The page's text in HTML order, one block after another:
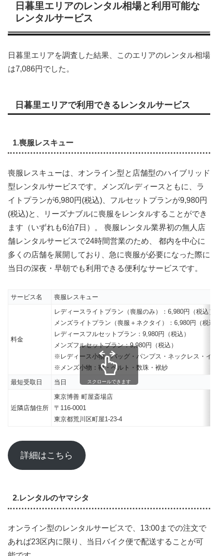
日暮里エリアのレンタル相場と利用可能な
レンタルサービス
日暮里エリアを調査した結果、このエリアのレンタル相場
は7,086円でした。
日暮里エリアで利用できるレンタルサービス
1.喪服レスキュー
喪服レスキューは、オンライン型と店舗型のハイブリッド
型レンタルサービスです。メンズ/レディースともに、ラ
イトプランが6,980円(税込)、フルセットプランが9,980円
(税込)と、リーズナブルに喪服をレンタルすることができ
ます（いずれも6泊7日）。 喪服レンタル業界初の無人店
舗レンタルサービスで24時間営業のため、 都内を中心に
多くの店舗を展開しており、急に喪服が必要になった際に
当日の深夜・早朝でも利用できる便利なサービスです。
サービス名 喪服レスキュー
料金
レディースライトプラン（喪服のみ）：6,980円（税込）
メンズライトプラン（喪服＋ネクタイ）：6,980円（税込
レディースフルセットプラン：9,980円（税込）
メンズフルセットプラン：9,980円（税込）
※レディース小物：バッグ・パンプス・ネックレス・イ
※メンズ小物：靴・ベルト・数珠・袱紗
最短受取日
当日
近隣店舗住所
東京博善 町屋斎場店
〒116-0001
東京都荒川区町屋1-23-4
スクロールできます
詳細はこちら
2.レンタルのヤマシタ
オンライン型のレンタルサービスで、13:00までの注文で
あれば23区内に限り、当日バイク便で配送することが可